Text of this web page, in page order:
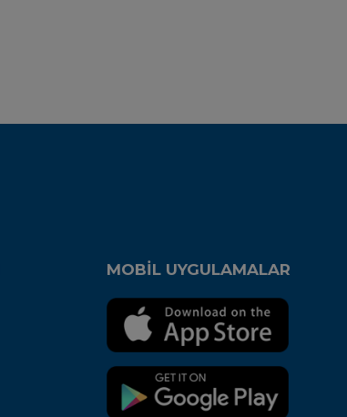
MOBİL UYGULAMALAR